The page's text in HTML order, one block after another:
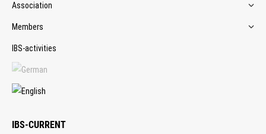
Association
Members
IBS-activities
IBS-CURRENT